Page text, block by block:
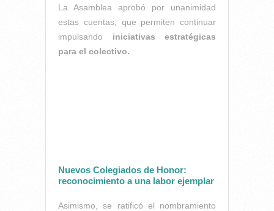
La Asamblea aprobó por unanimidad
estas cuentas, que permiten continuar
impulsando iniciativas estratégicas
para el colectivo.
Nuevos Colegiados de Honor:
reconocimiento a una labor ejemplar
Asimismo, se ratificó el nombramiento